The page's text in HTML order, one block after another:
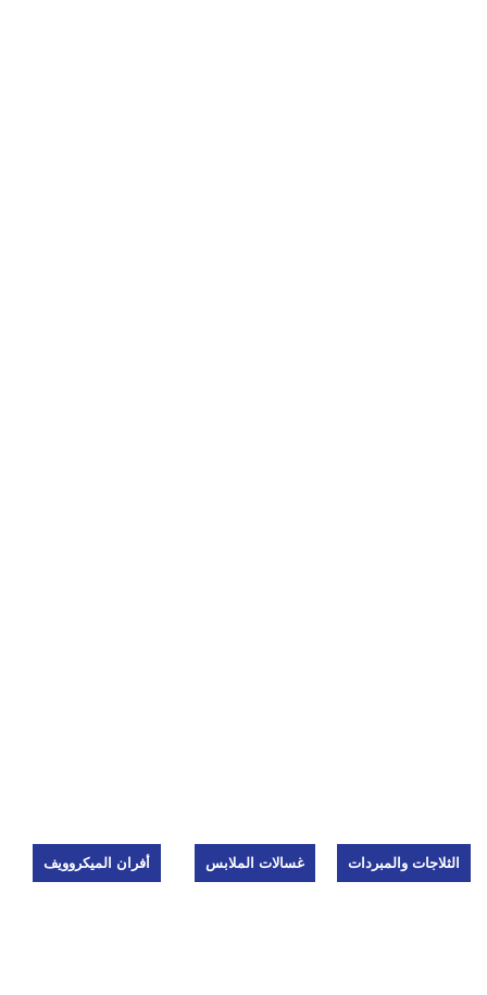
والمبردات غسالات الملابس أفران الميكروويف